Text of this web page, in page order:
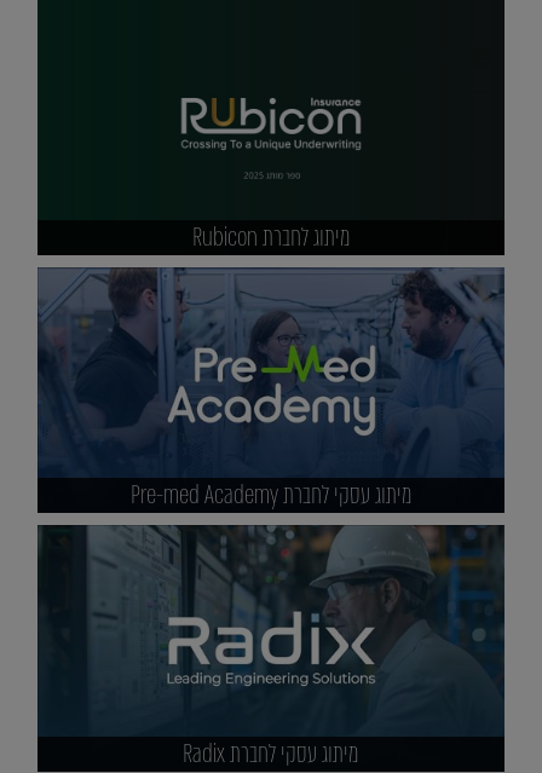
מיתוג לחברת Rubicon
מיתוג עסקי לחברת Pre-med Academy
מיתוג עסקי לחברת Radix